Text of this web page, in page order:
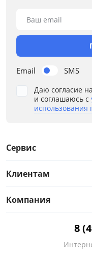
Email SMS
Ваш email
Даю согласие
и соглашаюсь с
Сервис
Клиентам
Компания
8